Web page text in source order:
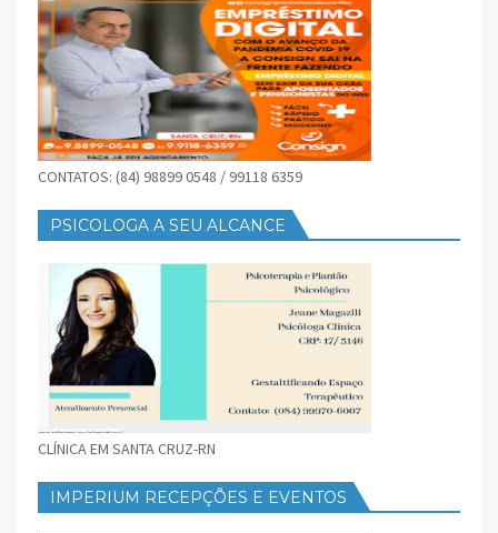
CONTATOS: (84) 98899 0548 / 99118 6359
PSICOLOGA A SEU ALCANCE
CLÍNICA EM SANTA CRUZ-RN
IMPERIUM RECEPÇÕES E EVENTOS